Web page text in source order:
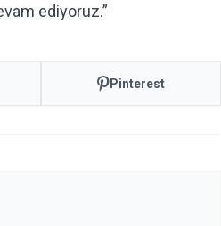
ediyoruz.”
Pinterest